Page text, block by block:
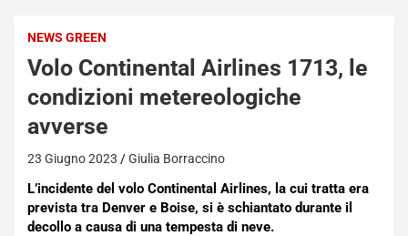
NEWS GREEN
Volo Continental Airlines 1713, le
condizioni metereologiche
avverse
23 Giugno 2023 Giulia Borraccino
L’incidente del volo Continental Airlines, la cui tratta era
prevista tra Denver e Boise, si è schiantato durante il
decollo a causa di una tempesta di neve.